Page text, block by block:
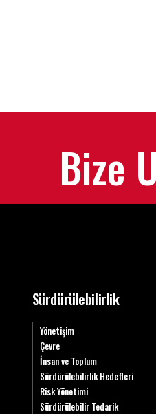
Bize
Sürdürülebilirlik
Yönetişim
Çevre
İnsan ve Toplum
Sürdürülebilirlik Hedefleri
Risk Yönetimi
Sürdürülebilir Tedarik